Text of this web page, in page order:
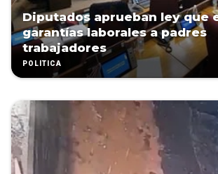
Diputados aprueban ley que
garantías laborales a padres
trabajadores
POLÍTICA